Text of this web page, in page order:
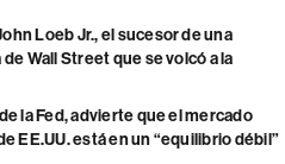
Loeb Jr., el sucesor de una
Wall Street que se volcó a la
la Fed, advierte que el mercado
EE.UU. está en un “equilibrio débil”